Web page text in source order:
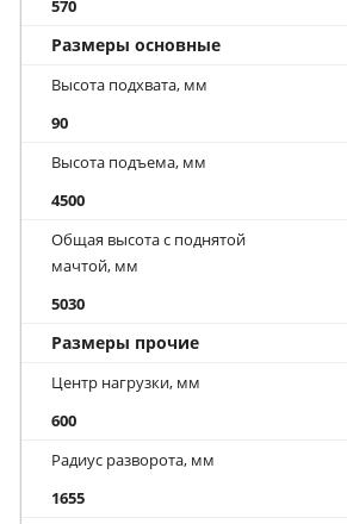
570
Размеры основные
Высота подхвата, мм
90
Высота подъема, мм
4500
Общая высота с поднятой
мачтой, мм
5030
Размеры прочие
Центр нагрузки, мм
600
Радиус разворота, мм
1655